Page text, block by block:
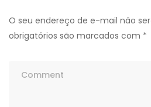
O seu endereço de e-mail não
obrigatórios são marcados com *